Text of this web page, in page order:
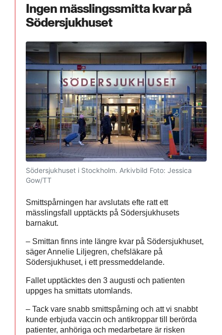
Ingen mässlingssmitta kvar på
Södersjukhuset
Södersjukhuset i Stockholm. Arkivbild Foto: Jessica
Gow/TT
Smittspårningen har avslutats efte ratt ett
mässlingsfall upptäckts på Södersjukhusets
barnakut.
– Smittan finns inte längre kvar på Södersjukhuset,
säger Annelie Liljegren, chefsläkare på
Södersjukhuset, i ett pressmeddelande.
Fallet upptäcktes den 3 augusti och patienten
uppges ha smittats utomlands.
– Tack vare snabb smittspårning och att vi snabbt
kunde erbjuda vaccin och antikroppar till berörda
patienter, anhöriga och medarbetare är risken